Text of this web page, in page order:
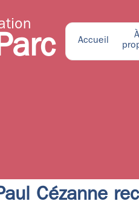
Accueil
À
Cézanne